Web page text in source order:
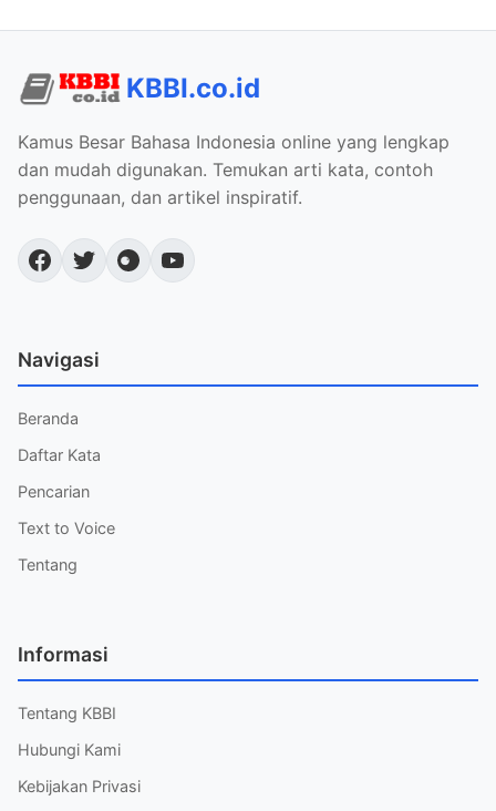
KBBI.co.id
Kamus Besar Bahasa Indonesia online yang lengkap
dan mudah digunakan. Temukan arti kata, contoh
penggunaan, dan artikel inspiratif.
Navigasi
Beranda
Daftar Kata
Pencarian
Text to Voice
Tentang
Informasi
Tentang KBBI
Hubungi Kami
Kebijakan Privasi